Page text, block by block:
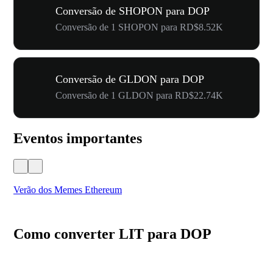
Conversão de SHOPON para DOP
Conversão de 1 SHOPON para RD$8.52K
Conversão de GLDON para DOP
Conversão de 1 GLDON para RD$22.74K
Eventos importantes
Verão dos Memes Ethereum
Como converter LIT para DOP